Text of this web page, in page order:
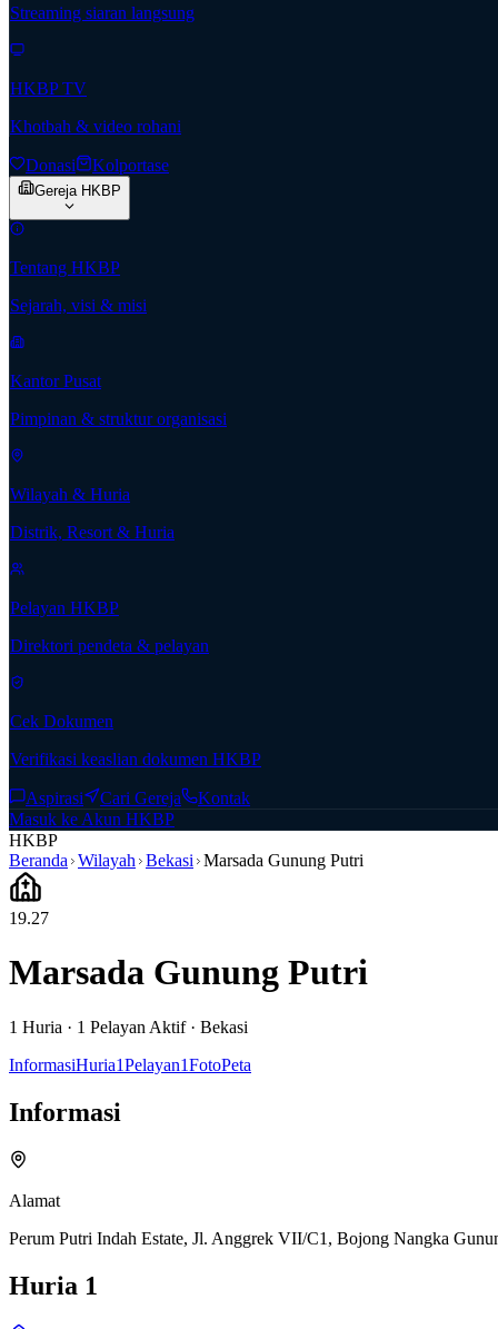
Streaming siaran langsung
HKBP TV
Khotbah & video rohani
Donasi Kolportase
Gereja HKBP
Tentang HKBP
Sejarah, visi & misi
Kantor Pusat
Pimpinan & struktur organisasi
Wilayah & Huria
Distrik, Resort & Huria
Pelayan HKBP
Direktori pendeta & pelayan
Cek Dokumen
Verifikasi keaslian dokumen HKBP
Aspirasi Cari Gereja
Kontak
Masuk ke Akun HKBP
HKBP
Beranda Wilayah Bekasi Marsada Gunung Putri
19.27
Marsada Gunung Putri
1 Huria · 1 Pelayan Aktif· Bekasi
InformasiHuria1Pelayan1FotoPeta
Informasi
Alamat
Perum Putri Indah Estate, Jl. Anggrek VII/C1, Bojong Nangka
Huria 1